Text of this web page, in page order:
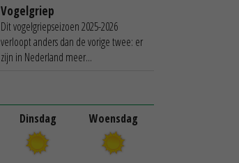
Vogelgriep
Dit vogelgriepseizoen 2025-2026
verloopt anders dan de vorige twee: er
zijn in Nederland meer...
Dinsdag Woensdag